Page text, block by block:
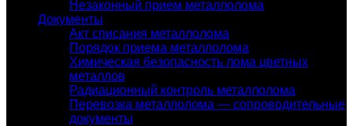
Незаконный прием металлолома
Документы
Акт списания металлолома
Порядок приема металлолома
Химическая безопасность лома цветных
металлов
Радиационный контроль металлолома
Перевозка металлолома — сопроводительные
документы